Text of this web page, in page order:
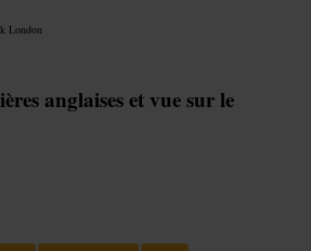
London
anglaises et vue sur le